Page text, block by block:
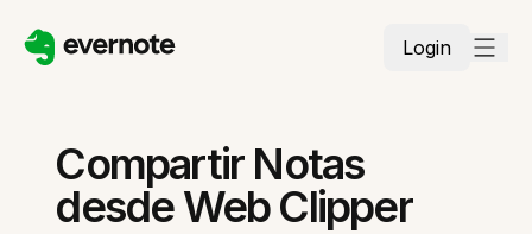
Login
Compartir Notas
desde Web Clipper